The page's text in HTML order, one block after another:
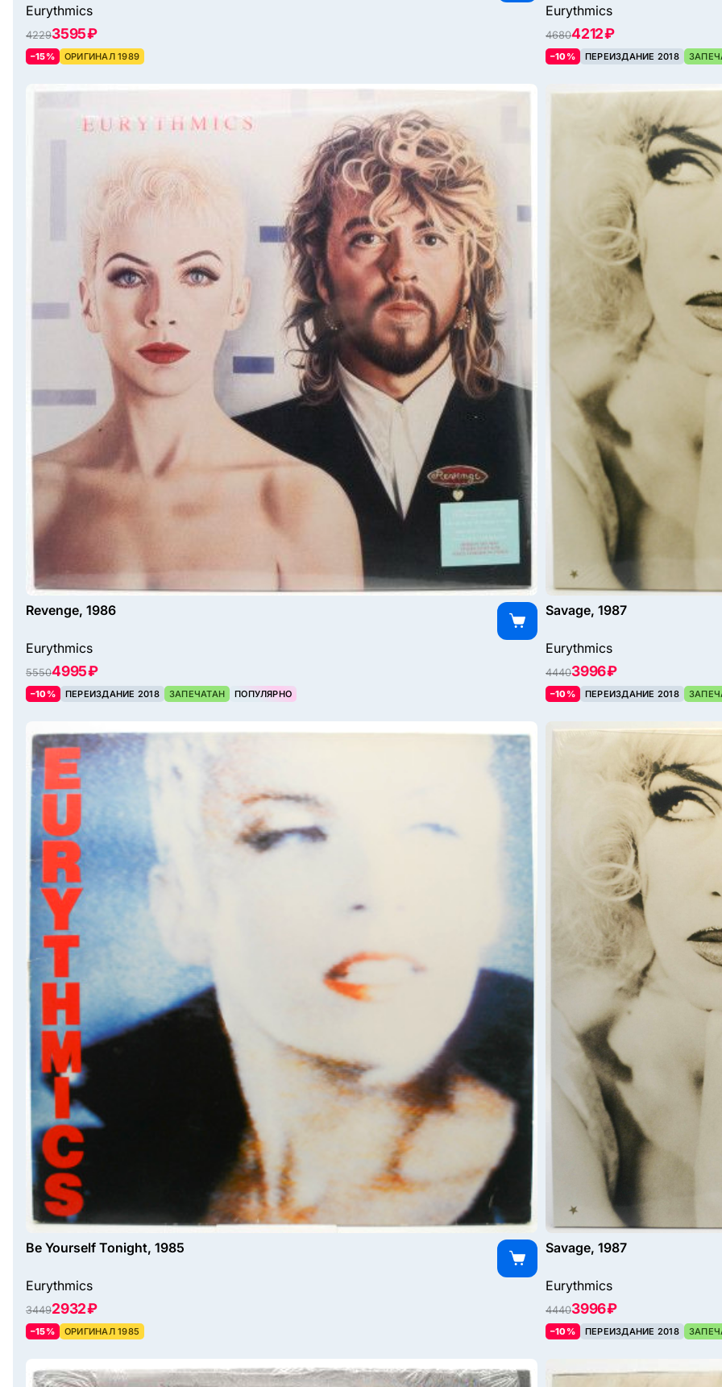
Eurythmics
42293595 ₽
–15% ОРИГИНАЛ 1989
Eurythmics
46804212 ₽
–10% ПЕРЕИЗДАНИЕ 2018
Revenge, 1986
Eurythmics
55504995 ₽
–10% ПЕРЕИЗДАНИЕ 2018 ЗАПЕЧАТАН ПОПУЛЯРНО
Savage, 1987
Eurythmics
44403996 ₽
–10% ПЕРЕИЗДАНИЕ 2018
Be Yourself Tonight, 1985
Eurythmics
34492932 ₽
–15% ОРИГИНАЛ 1985
Savage, 1987
Eurythmics
44403996 ₽
–10% ПЕРЕИЗДАНИЕ 2018